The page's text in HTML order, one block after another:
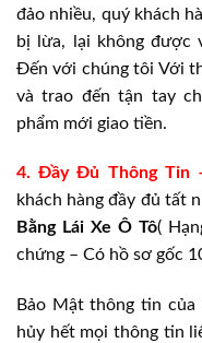
đảo nhiều, quý khách
bị lừa, lại không được
Đến với chúng tôi Với
và trao đến tận tay
phẩm mới giao tiền.
4. Đầy Đủ Thông Tin
khách hàng đầy đủ tất
Bằng Lái Xe Ô Tô(
chứng – Có hồ sơ gốc
Bảo Mật thông tin của
hủy hết mọi thông tin